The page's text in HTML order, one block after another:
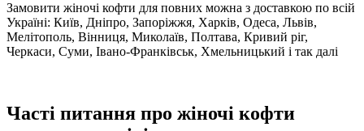
Замовити жіночі кофти для повних можна з доставкою по всій
Україні: Київ, Дніпро, Запоріжжя, Харків, Одеса, Львів,
Мелітополь, Вінниця, Миколаїв, Полтава, Кривий ріг,
Черкаси, Суми, Івано-Франківськ, Хмельницький і так далі
Часті питання про жіночі кофти